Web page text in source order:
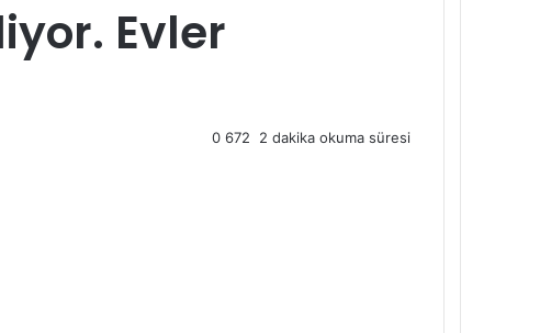
Evler
0 672 2 dakika okuma süresi